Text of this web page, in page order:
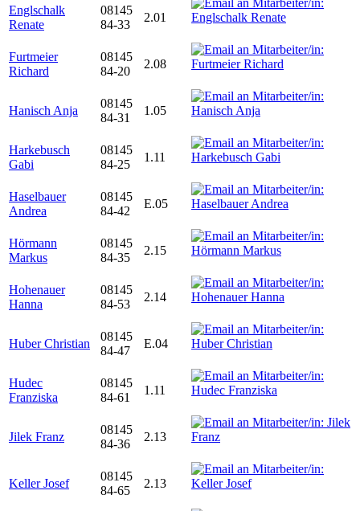
Englschalk
Renate
08145
84-33
2.01
Furtmeier
Richard
08145
84-20
2.08
Hanisch Anja
08145
84-31
1.05
Harkebusch
Gabi
08145
84-25
1.11
Haselbauer
Andrea
08145
84-42
E.05
Hörmann
Markus
08145
84-35
2.15
Hohenauer
Hanna
08145
84-53
2.14
Huber Christian
08145
84-47
E.04
Hudec
Franziska
08145
84-61
1.11
Jilek Franz
08145
84-36
2.13
Keller Josef
08145
84-65
2.13